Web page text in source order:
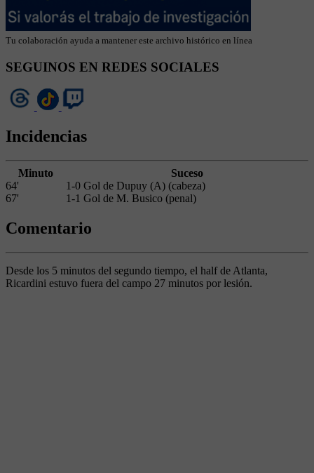
Tu colaboración ayuda a mantener este archivo histórico en línea
SEGUINOS EN REDES SOCIALES
Incidencias
Minuto
Suceso
64'
1-0 Gol de Dupuy (A) (cabeza)
67'
1-1 Gol de M. Busico (penal)
Comentario
Desde los 5 minutos del segundo tiempo, el half de Atlanta,
Ricardini estuvo fuera del campo 27 minutos por lesión.